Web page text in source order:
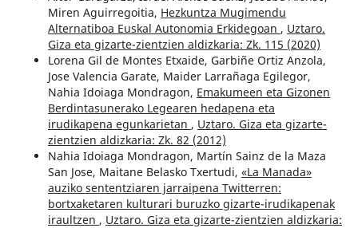
Miren Aguirregoitia, Hezkuntza Mugimendu
Alternatiboa Euskal Autonomia Erkidegoan , Uztaro.
Giza eta gizarte-zientzien aldizkaria: Zk. 115 (2020)
Lorena Gil de Montes Etxaide, Garbiñe Ortiz Anzola,
Jose Valencia Garate, Maider Larrañaga Egilegor,
Nahia Idoiaga Mondragon, Emakumeen eta Gizonen
Berdintasunerako Legearen hedapena eta
irudikapena egunkarietan , Uztaro. Giza eta gizarte-
zientzien aldizkaria: Zk. 82 (2012)
Nahia Idoiaga Mondragon, Martín Sainz de la Maza
San Jose, Maitane Belasko Txertudi, «La Manada»
auziko sententziaren jarraipena Twitterren:
bortxaketaren kulturari buruzko gizarte-irudikapenak
iraultzen , Uztaro. Giza eta gizarte-zientzien aldizkaria: